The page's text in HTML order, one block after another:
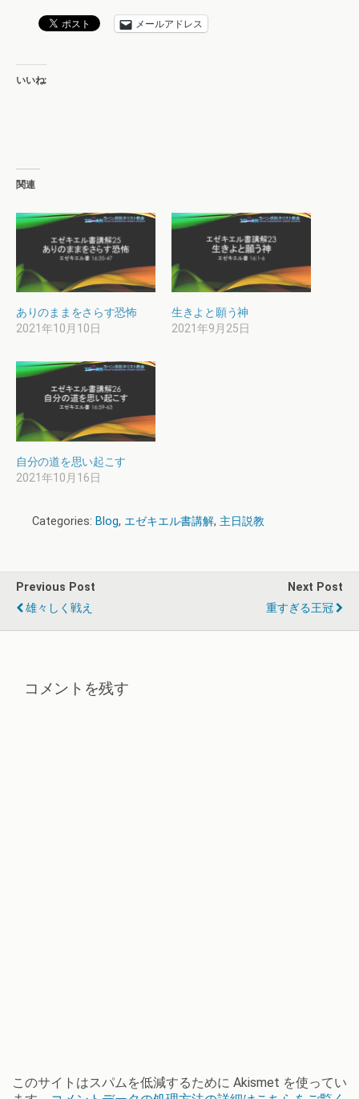
メールアドレス
いいね:
関連
ありのままをさらす恐怖
2021年10月10日
生きよと願う神
2021年9月25日
自分の道を思い起こす
2021年10月16日
Categories: Blog, エゼキエル書講解, 主日説教
Previous Post
雄々しく戦え
Next Post
重すぎる王冠
コメントを残す
このサイトはスパムを低減するために Akismet を使ってい